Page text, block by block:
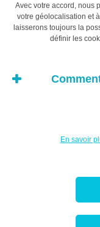
Avec votre accord, nous
votre géolocalisation et
laisserons toujours la
définir les
En savoir